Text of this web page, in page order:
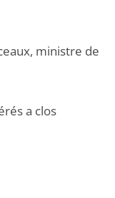
ministre de
a clos